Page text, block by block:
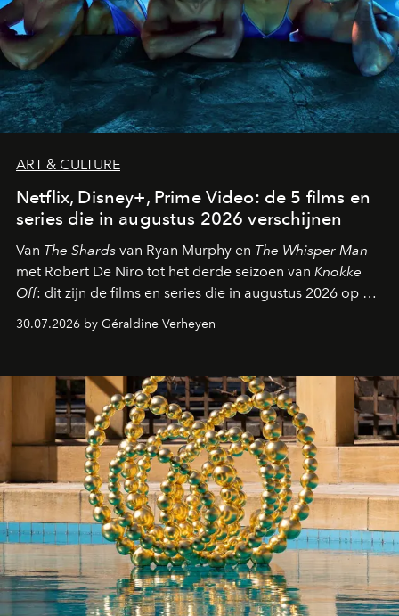
ART & CULTURE
Netflix, Disney+, Prime Video: de 5 films en
series die in augustus 2026 verschijnen
Van The Shards van Ryan Murphy en The Whisper Man
met Robert De Niro tot het derde seizoen van Knokke
Off: dit zijn de films en series die in augustus 2026 op de
30.07.2026 by Géraldine Verheyen